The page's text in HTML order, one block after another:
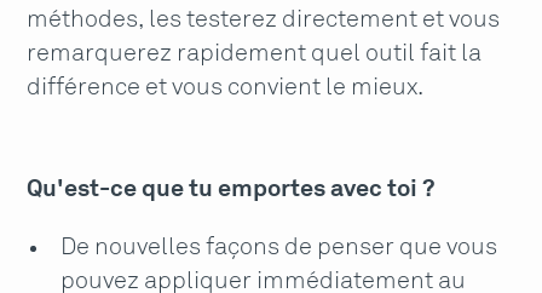
méthodes, les testerez directement et vous
remarquerez rapidement quel outil fait la
différence et vous convient le mieux.
Qu'est-ce que tu emportes avec toi ?
De nouvelles façons de penser que vous
pouvez appliquer immédiatement au